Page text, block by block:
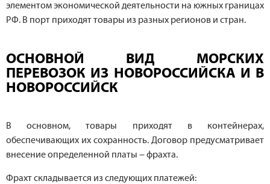
элементом экономической деятельности на южных границах
РФ. В порт приходят товары из разных регионов и стран.
ОСНОВНОЙ ВИД МОРСКИХ
ПЕРЕВОЗОК ИЗ НОВОРОССИЙСКА И В
НОВОРОССИЙСК
В основном, товары приходят в контейнерах,
обеспечивающих их сохранность. Договор предусматривает
внесение определенной платы – фрахта.
Фрахт складывается из следующих платежей: